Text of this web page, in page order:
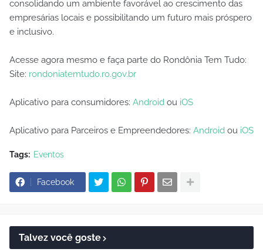
consolidando um ambiente favorável ao crescimento das
empresárias locais e possibilitando um futuro mais próspero
e inclusivo.
Acesse agora mesmo e faça parte do Rondônia Tem Tudo:
Site: rondoniatemtudo.ro.gov.br
Aplicativo para consumidores: Android ou iOS
Aplicativo para Parceiros e Empreendedores: Android ou iOS
Tags: Eventos
Facebook
Talvez você goste